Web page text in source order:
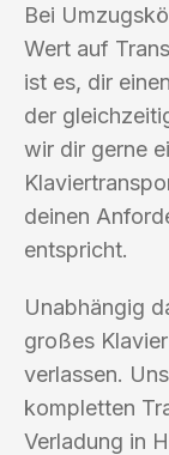
Bei
Wert auf
ist es, dir
der
wir dir gerne
deinen
entspricht.
Unabhängig
großes
verlassen.
kompletten
Verladung in